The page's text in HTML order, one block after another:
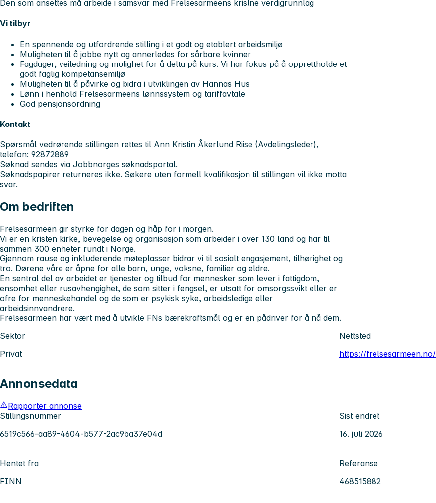
Den som ansettes må arbeide i samsvar med Frelsesarmeens kristne verdigrunnlag
Vi tilbyr
En spennende og utfordrende stilling i et godt og etablert arbeidsmiljø
Muligheten til å jobbe nytt og annerledes for sårbare kvinner
Fagdager, veiledning og mulighet for å delta på kurs. Vi har fokus på å opprettholde et
godt faglig kompetansemiljø
Muligheten til å påvirke og bidra i utviklingen av Hannas Hus
Lønn i henhold Frelsesarmeens lønnssystem og tariffavtale
God pensjonsordning
Kontakt
Spørsmål vedrørende stillingen rettes til Ann Kristin Åkerlund Riise (Avdelingsleder),
telefon: 92872889
Søknad sendes via Jobbnorges søknadsportal.
Søknadspapirer returneres ikke. Søkere uten formell kvalifikasjon til stillingen vil ikke motta
svar.
Om bedriften
Frelsesarmeen gir styrke for dagen og håp for i morgen.
Vi er en kristen kirke, bevegelse og organisasjon som arbeider i over 130 land og har til
sammen 300 enheter rundt i Norge.
Gjennom rause og inkluderende møteplasser bidrar vi til sosialt engasjement, tilhørighet og
tro. Dørene våre er åpne for alle barn, unge, voksne, familier og eldre.
En sentral del av arbeidet er tjenester og tilbud for mennesker som lever i fattigdom,
ensomhet eller rusavhengighet, de som sitter i fengsel, er utsatt for omsorgssvikt eller er
ofre for menneskehandel og de som er psykisk syke, arbeidsledige eller
arbeidsinnvandrere.
Frelsesarmeen har vært med å utvikle FNs bærekraftsmål og er en pådriver for å nå dem.
Sektor
Privat
Nettsted
https://frelsesarmeen.no/
Annonsedata
Rapporter annonse
Stillingsnummer
6519c566-aa89-4604-b577-2ac9ba37e04d
Sist endret
16. juli 2026
Hentet fra
FINN
Referanse
468515882